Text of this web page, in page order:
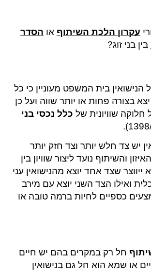
עקרון הלכת השיתוף או הסדר
בין בני זוג?
הנישואין בית המשפט מעוניין כי כל
בצורה פחות או יותר שווה ועל כן
חלוקה שוויונית של כלל נכסי בני
יש צד חלש יותר וצד חזק יותר
והשיתוף נועד ליצור שוויון בין
שצד אחד יוצא מהנישואין עני
ואילו הצד השני יוצא עם מירב
כספיים לחיות ברמה טובה או
חל רק במקרים בהם יש חיים
או שמא הוא חל גם בנישואין